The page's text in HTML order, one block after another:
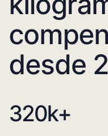
desde
320k+